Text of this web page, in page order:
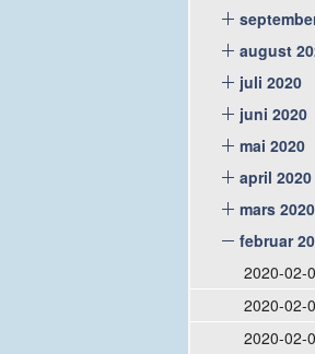
august
juli 2020
juni 2020
mai 2020
april 2020
mars 2020
februar
2020-02-
2020-02-
2020-02-